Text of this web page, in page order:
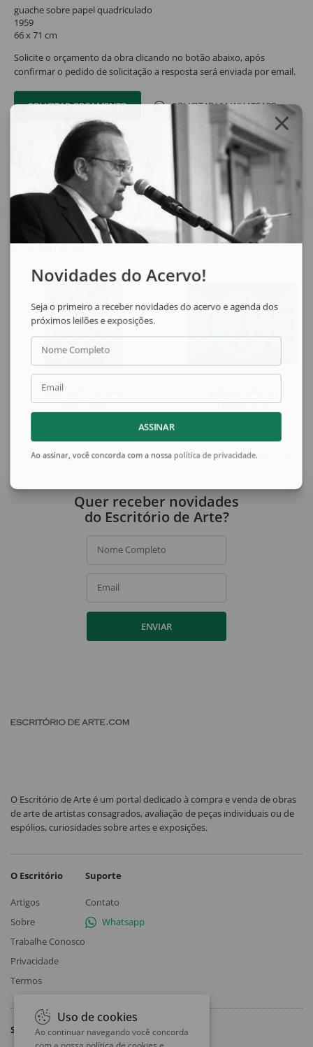
guache sobre papel quadriculado
1959
66 x 71 cm
Solicite o orçamento da obra clicando no botão abaixo, após
confirmar o pedido de solicitação a resposta será enviada por email.
SOLICITAR ORÇAMENTO SOLICITAR VIA WHATSAPP
Compartilhar
Veja também
Amadeo Lorenzato
Sem Título
Emblema 78
Novidades do Acervo!
Seja o primeiro a receber novidades do acervo e agenda dos
próximos leilões e exposições.
Nome Completo
Email
ASSINAR
Ao assinar, você concorda com a nossapolítica de privacidade.
Quer receber novidades
do Escritório de Arte?
Nome Completo
Email
ENVIAR
O Escritório de Arte é um portal dedicado à compra e venda de obras
de arte de artistas consagrados, avaliação de peças individuais ou de
espólios, curiosidades sobre artes e exposições.
O Escritório
Artigos
Sobre
Trabalhe Conosco
Privacidade
Termos
Suporte
Contato
Whatsapp
Siga
Uso de cookies
Ao continuar navegando você concorda